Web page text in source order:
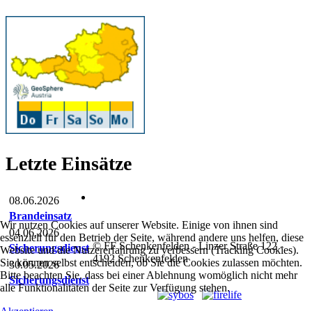
Letzte Einsätze
08.06.2026
Brandeinsatz
04.06.2026
Sicherungsdienst
30.05.2026
Sicherungsdienst
© FF Schenkenfelden - Linzer Straße 122 -
4192 Schenkenfelden
Wir nutzen Cookies auf unserer Website. Einige von ihnen sind
essenziell für den Betrieb der Seite, während andere uns helfen, diese
Website und die Nutzererfahrung zu verbessern (Tracking Cookies).
Sie können selbst entscheiden, ob Sie die Cookies zulassen möchten.
Bitte beachten Sie, dass bei einer Ablehnung womöglich nicht mehr
alle Funktionalitäten der Seite zur Verfügung stehen.